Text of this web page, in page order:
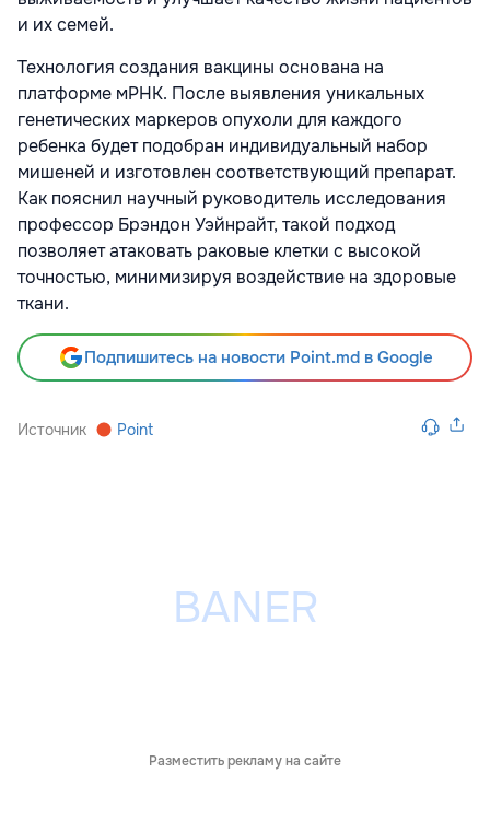
и их семей.
Технология создания вакцины основана на
платформе мРНК. После выявления уникальных
генетических маркеров опухоли для каждого
ребенка будет подобран индивидуальный набор
мишеней и изготовлен соответствующий препарат.
Как пояснил научный руководитель исследования
профессор Брэндон Уэйнрайт, такой подход
позволяет атаковать раковые клетки с высокой
точностью, минимизируя воздействие на здоровые
ткани.
Подпишитесь на новости Point.md в Google
Источник Point
Разместить рекламу на сайте